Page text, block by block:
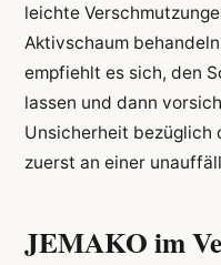
leichte
Aktivschaum
empfiehlt es sich, den
lassen und dann
Unsicherheit bezüglich
zuerst an einer
JEMAKO im